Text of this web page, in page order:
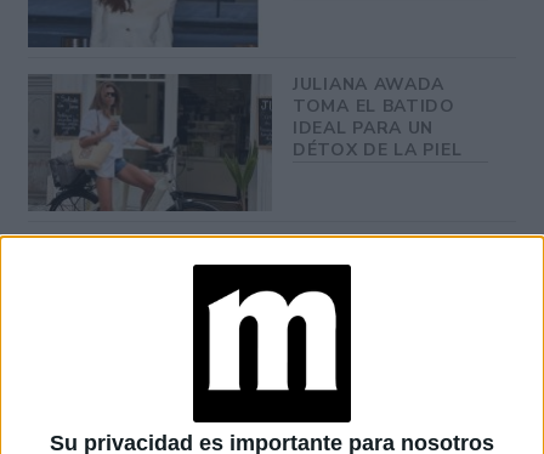
Su privacidad es importante para nosotros
JULIANA AWADA
TOMA EL BATIDO
IDEAL PARA UN
DÉTOX DE LA PIEL
PARA CONCILIAR EL
SUEÑO VUELVEN A
SER TENDENCIA
DETOX NATURAL: